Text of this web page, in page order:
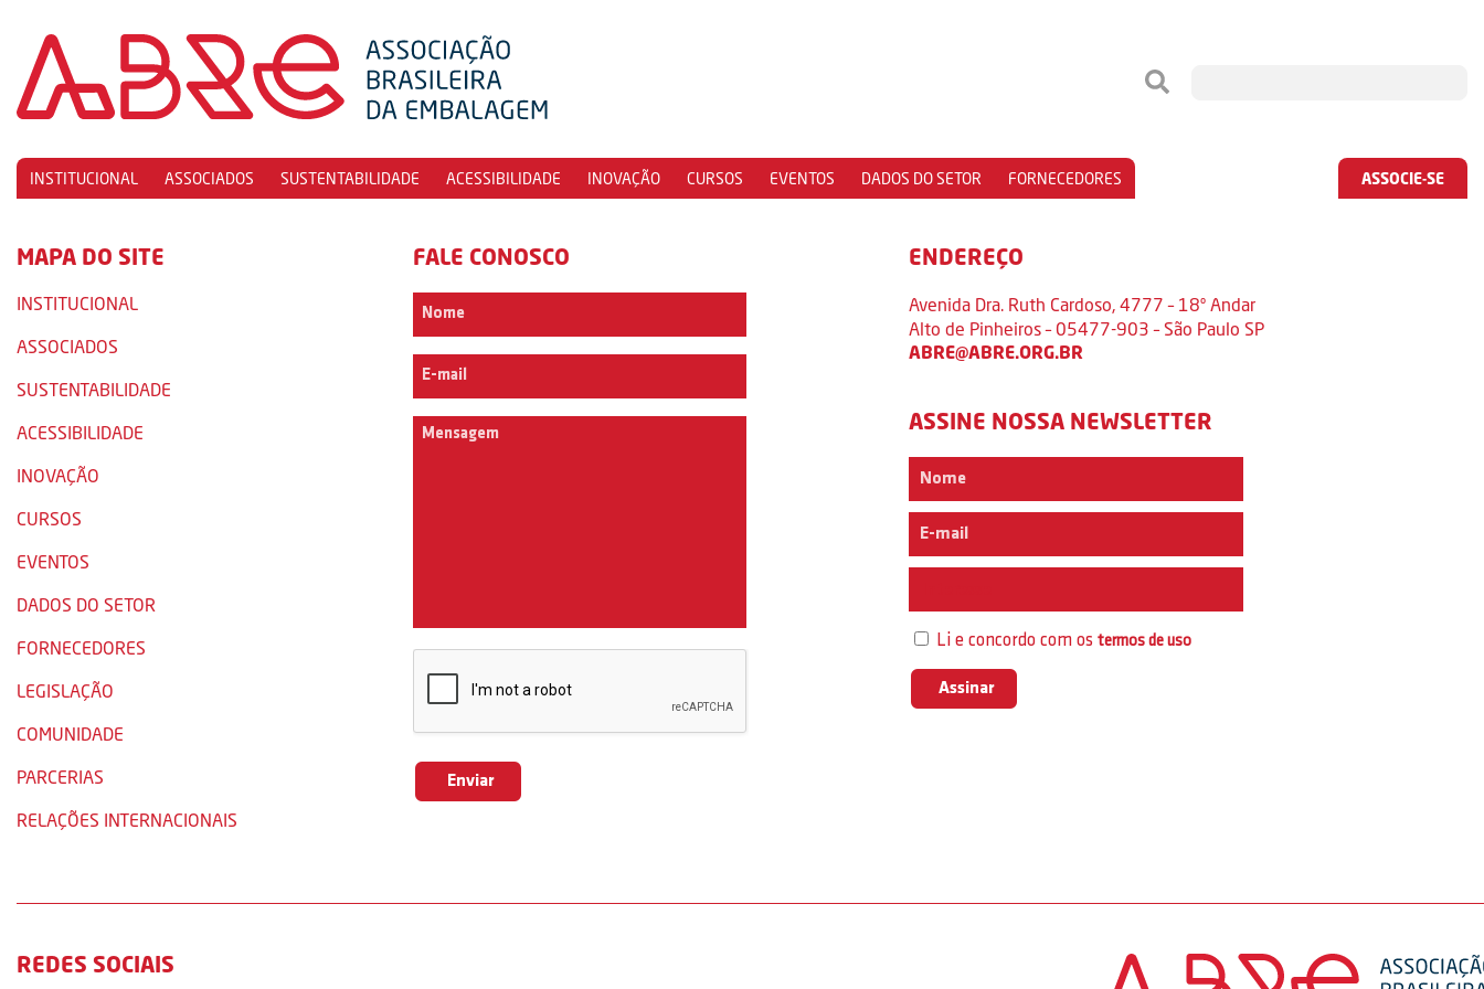
INSTITUCIONAL ASSOCIADOS SUSTENTABILIDADE ACESSIBILIDADE INOVAÇÃO CURSOS EVENTOS DADOS DO SETOR FORNECEDORES ASSOCIE-SE
MAPA DO SITE
INSTITUCIONAL
ASSOCIADOS
SUSTENTABILIDADE
ACESSIBILIDADE
INOVAÇÃO
CURSOS
EVENTOS
DADOS DO SETOR
FORNECEDORES
LEGISLAÇÃO
COMUNIDADE
PARCERIAS
RELAÇÕES INTERNACIONAIS
FALE CONOSCO ENDEREÇO
Avenida Dra. Ruth Cardoso, 4777 – 18º Andar
Alto de Pinheiros – 05477-903 – São Paulo SP
ABRE@ABRE.ORG.BR
ASSINE NOSSA NEWSLETTER
Li e concordo com ostermos de uso
REDES SOCIAIS